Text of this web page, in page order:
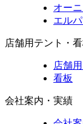
オー
エル
店舗用テント・
店舗
看板
会社案内・実績